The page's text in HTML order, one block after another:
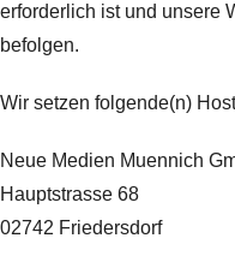
erforderlich ist und unsere
befolgen.
Wir setzen folgende(n)
Neue Medien Muennich
Hauptstrasse 68
02742 Friedersdorf